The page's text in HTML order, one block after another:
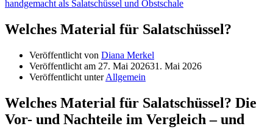
Welches Material für Salatschüssel?
Veröffentlicht von Diana Merkel
Veröffentlicht am 27. Mai 202631. Mai 2026
Veröffentlicht unterAllgemein
Welches Material für Salatschüssel? Die
Vor- und Nachteile im Vergleich – und